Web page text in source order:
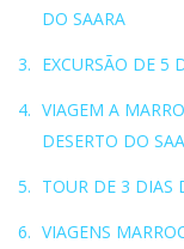
DO SAARA
EXCURSÃO DE 5
VIAGEM A
DESERTO DO
TOUR DE 3 DIAS
VIAGENS